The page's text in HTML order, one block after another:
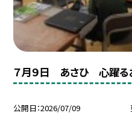
７月９日 あさひ 心躍る
公開日 2026/07/09